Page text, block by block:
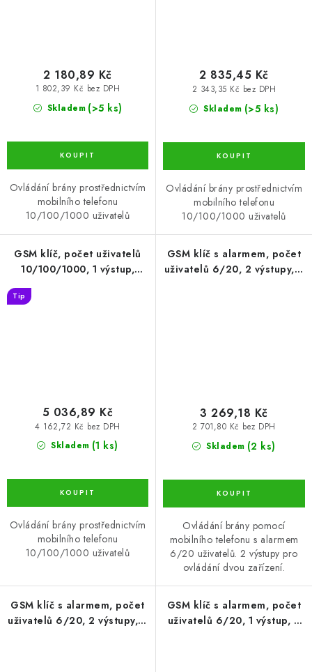
Skladem (>5 ks)
1 802,39 Kč bez DPH
2 180,89 Kč
Ovládání brány prostřednictvím
mobilního telefonu
10/100/1000 uživatelů
Skladem (>5 ks)
2 343,35 Kč bez DPH
2 835,45 Kč
Ovládání brány prostřednictvím
mobilního telefonu
10/100/1000 uživatelů
GSM klíč, počet uživatelů
10/100/1000, 1 výstup,
Tip
Skladem (1 ks)
4 162,72 Kč bez DPH
5 036,89 Kč
Ovládání brány prostřednictvím
mobilního telefonu
10/100/1000 uživatelů
GSM klíč s alarmem, počet
uživatelů 6/20, 2 výstupy, 2
Skladem (2 ks)
2 701,80 Kč bez DPH
3 269,18 Kč
Ovládání brány pomocí
mobilního telefonu s alarmem
6/20 uživatelů. 2 výstupy pro
ovládání dvou zařízení.
GSM klíč s alarmem, počet
uživatelů 6/20, 2 výstupy, 2
GSM klíč s alarmem, počet
uživatelů 6/20, 1 výstup, 2